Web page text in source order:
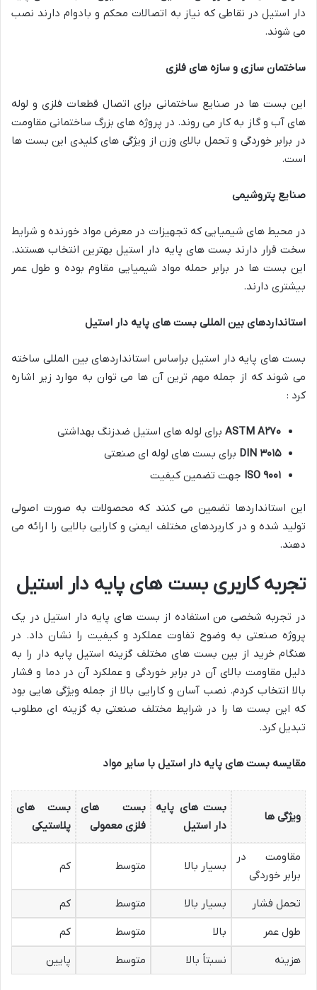
دار استیل در نقاطی که نیاز به اتصالات محکم و بادوام دارند نصب
می شوند.
ساختمان سازی و سازه های فلزی
این بست ها در صنایع ساختمانی برای اتصال قطعات فلزی و لوله
های آب و گاز به کار می روند. در پروژه های بزرگ ساختمانی مقاومت
در برابر خوردگی و تحمل بالای وزن از ویژگی های کلیدی این بست ها
است.
صنایع پتروشیمی
در محیط های شیمیایی که تجهیزات در معرض مواد خورنده و شرایط
سخت قرار دارند بست های پایه دار استیل بهترین انتخاب هستند.
این بست ها در برابر حمله مواد شیمیایی مقاوم بوده و طول عمر
بیشتری دارند.
استانداردهای بین المللی بست های پایه دار استیل
بست های پایه دار استیل براساس استانداردهای بین المللی ساخته
می شوند که از جمله مهم ترین آن ها می توان به موارد زیر اشاره
کرد :
ASTM A۲۷۰ برای لوله های استیل ضدزنگ بهداشتی
DIN ۳۰۱۵ برای بست های لوله ای صنعتی
ISO ۹۰۰۱ جهت تضمین کیفیت
این استانداردها تضمین می کنند که محصولات به صورت اصولی
تولید شده و در کاربردهای مختلف ایمنی و کارایی بالایی را ارائه می
دهند.
تجربه کاربری بست های پایه دار استیل
در تجربه شخصی من استفاده از بست های پایه دار استیل در یک
پروژه صنعتی به وضوح تفاوت عملکرد و کیفیت را نشان داد. در
هنگام خرید از بین بست های مختلف گزینه استیل پایه دار را به
دلیل مقاومت بالای آن در برابر خوردگی و عملکرد آن در دما و فشار
بالا انتخاب کردم. نصب آسان و کارایی بالا از جمله ویژگی هایی بود
که این بست ها را در شرایط مختلف صنعتی به گزینه ای مطلوب
تبدیل کرد.
مقایسه بست های پایه دار استیل با سایر مواد
ویژگی ها
بست های پایه
دار استیل
بست های
فلزی معمولی
بست های
پلاستیکی
مقاومت در
برابر خوردگی
بسیار بالا متوسط کم
تحمل فشار بسیار بالا متوسط
کم
طول عمر
بالا متوسط
کم
هزینه
نسبتاً بالا متوسط پایین